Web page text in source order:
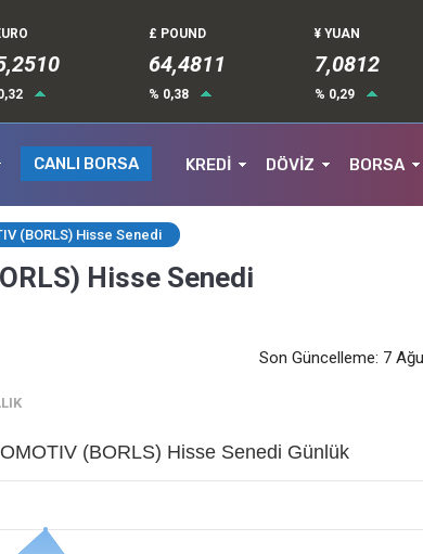
£ POUND
64,4811
% 0,38
¥ YUAN
7,0812
% 0,29
CANLI BORSA KREDİ DÖVİZ BORSA
(BORLS) Hisse Senedi
Hisse Senedi
Son Güncelleme: 7
(BORLS) Hisse Senedi Günlük